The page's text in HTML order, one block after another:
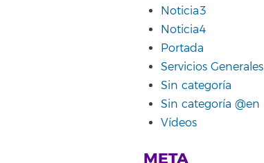
Noticia3
Noticia4
Portada
Servicios Generales
Sin categoría
Sin categoría @en
Vídeos
META